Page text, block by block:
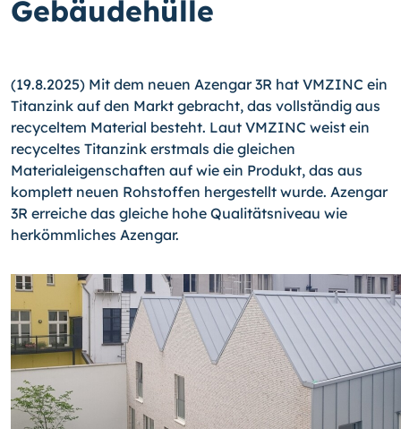
Gebäudehülle
(19.8.2025) Mit dem neuen Azengar 3R hat VMZINC ein
Titanzink auf den Markt gebracht, das vollständig aus
recyceltem Material besteht. Laut VMZINC weist ein
recyceltes Titanzink erstmals die gleichen
Materialeigenschaften auf wie ein Produkt, das aus
komplett neuen Rohstoffen hergestellt wurde. Azengar
3R erreiche das gleiche hohe Qualitätsniveau wie
herkömmliches Azengar.